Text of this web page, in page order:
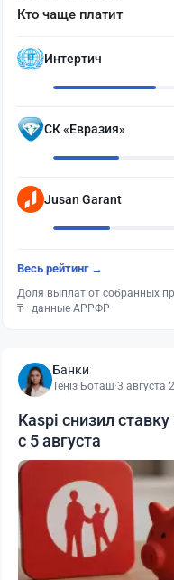
Кто чаще платит
Интертич
СК «Евразия»
Jusan Garant
Весь рейтинг →
Доля выплат от собранных
₸ · данные АРРФР
Банки
Теңіз Боташ·3 августа
Kaspi снизил
с 5 августа